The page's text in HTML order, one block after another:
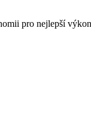
pro nejlepší